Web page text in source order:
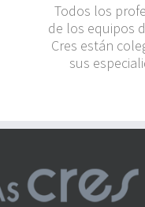
Todos los
de los equipos
Cres están
sus